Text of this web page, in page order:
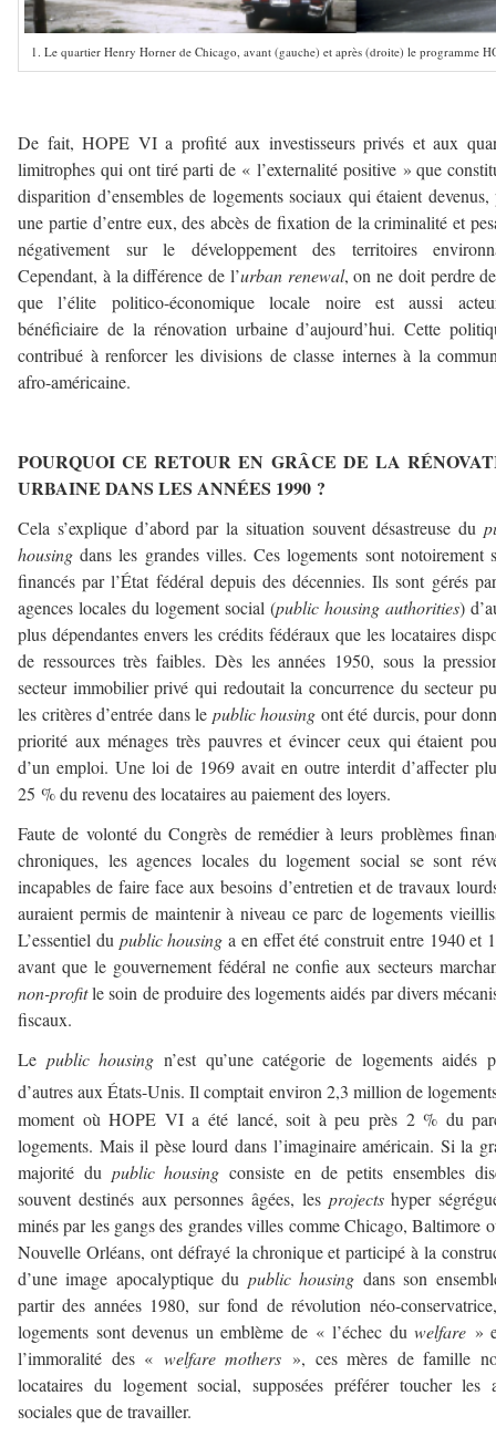
1. Le quartier Henry Horner de Chicago, avant (gauche) et après (droite) le programme
De fait, HOPE VI a profité aux investisseurs privés et aux
limitrophes qui ont tiré parti de « l’externalité positive » que
disparition d’ensembles de logements sociaux qui étaient devenus,
une partie d’entre eux, des abcès de fixation de la criminalité et
négativement sur le développement des territoires
Cependant, à la différence de l’urban renewal, on ne doit perdre
que l’élite politico-économique locale noire est aussi
bénéficiaire de la rénovation urbaine d’aujourd’hui. Cette
contribué à renforcer les divisions de classe internes à la
afro-américaine.
POURQUOI CE RETOUR EN GRÂCE DE LA
URBAINE DANS LES ANNÉES 1990 ?
Cela s’explique d’abord par la situation souvent désastreuse du
housing dans les grandes villes. Ces logements sont notoirement
financés par l’État fédéral depuis des décennies. Ils sont gérés
agences locales du logement social (public housing authorities)
plus dépendantes envers les crédits fédéraux que les locataires
de ressources très faibles. Dès les années 1950, sous la
secteur immobilier privé qui redoutait la concurrence du secteur
les critères d’entrée dans le public housing ont été durcis, pour
priorité aux ménages très pauvres et évincer ceux qui étaient
d’un emploi. Une loi de 1969 avait en outre interdit d’affecter
25 % du revenu des locataires au paiement des loyers.
Faute de volonté du Congrès de remédier à leurs problèmes
chroniques, les agences locales du logement social se sont
incapables de faire face aux besoins d’entretien et de travaux
auraient permis de maintenir à niveau ce parc de logements
L’essentiel du public housing a en effet été construit entre 1940 et
avant que le gouvernement fédéral ne confie aux secteurs
non-profitle soin de produire des logements aidés par divers
fiscaux.
Le public housing n’est qu’une catégorie de logements aidés
d’autres aux États-Unis. Il comptait environ 2,3 million de
moment où HOPE VI a été lancé, soit à peu près 2 % du
logements. Mais il pèse lourd dans l’imaginaire américain. Si la
majorité du public housing consiste en de petits ensembles
souvent destinés aux personnes âgées, les projectshyper
minés par les gangs des grandes villes comme Chicago, Baltimore
Nouvelle Orléans, ont défrayé la chronique et participé à la
d’une image apocalyptique du public housing dans son
partir des années 1980, sur fond de révolution néo-
logements sont devenus un emblème de « l’échec duwelfare »
l’immoralité des « welfare mothers », ces mères de famille
locataires du logement social, supposées préférer toucher les
sociales que de travailler.